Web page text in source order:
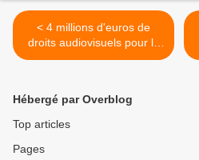
< 4 millions d'euros de
droits audiovisuels pour le
Tours FC
Hébergé par Overblog
Top articles
Pages